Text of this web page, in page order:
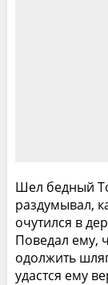
Шел бедный
раздумывал,
очутился в
Поведал ему,
одолжить
удастся ему